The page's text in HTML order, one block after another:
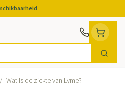
Zoek
/ Wat is de ziekte van Lyme?